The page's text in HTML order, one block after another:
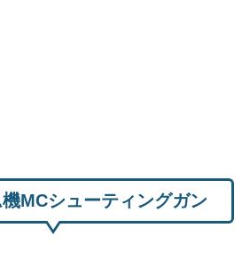
MCシューティングガン